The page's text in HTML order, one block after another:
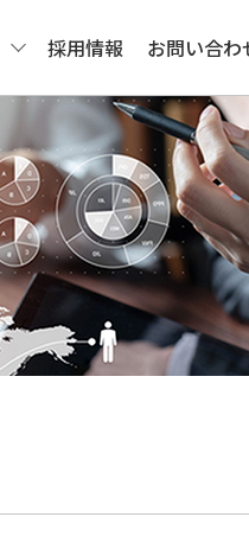
採用情報 お問い合わ